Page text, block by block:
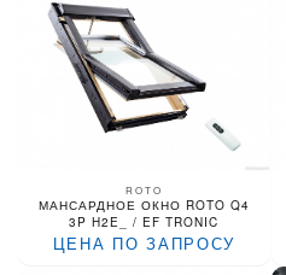
ROTO
МАНСАРДНОЕ ОКНО ROTO Q4
3P H2E_ / EF TRONIC
ЦЕНА ПО ЗАПРОСУ